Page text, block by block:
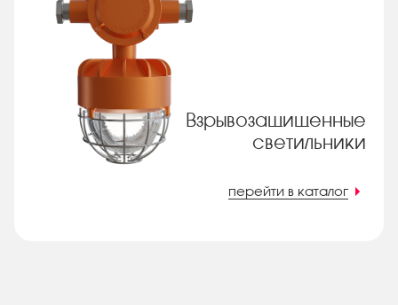
Взрывозащищенные
светильники
перейти в каталог